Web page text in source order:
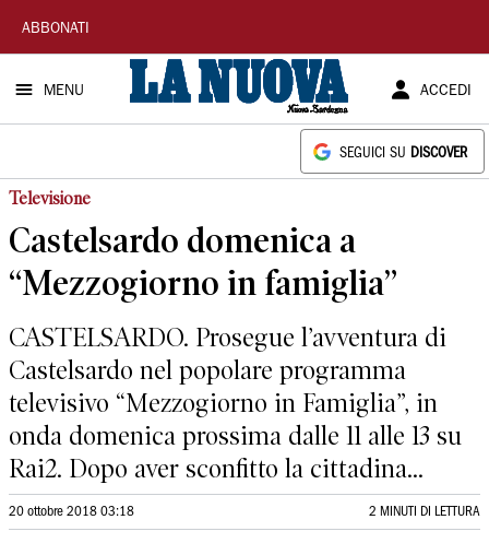
La
Nuova
Sardegna
ABBONATI
MENU ACCEDI
SEGUICI SU DISCOVER
Televisione
Castelsardo domenica a
“Mezzogiorno in famiglia”
CASTELSARDO. Prosegue l’avventura di
Castelsardo nel popolare programma
televisivo “Mezzogiorno in Famiglia”, in
onda domenica prossima dalle 11 alle 13 su
Rai2. Dopo aver sconfitto la cittadina...
20 ottobre 2018 03:18 2 MINUTI DI LETTURA